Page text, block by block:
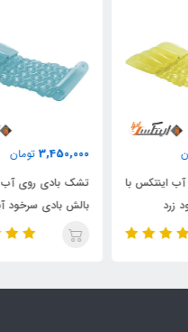
با
3,450,000 تومان
تشک بادی روی آب اینتکس با
بالش بادی سرخود آبی